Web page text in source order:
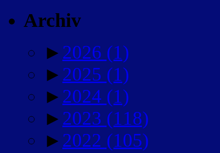
Archiv
► 2026 (1)
► 2025 (1)
► 2024 (1)
► 2023 (118)
► 2022 (105)